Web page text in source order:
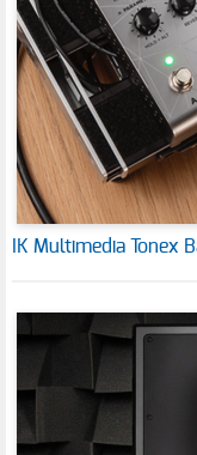
IK Multimedia Tonex